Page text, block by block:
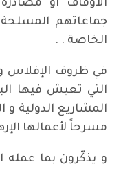
الاوقاف او
جماعاتهم
الخاصة . .
في ظروف الإفلاس و
التي تعيش فيها
المشاريع الدولية و
مسرحاً لأعمالها
و يذكّرون بما عمله